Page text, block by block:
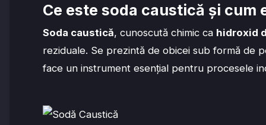
Ce este soda caustică și cum
Soda caustică, cunoscută chimic ca hidroxid
reziduale. Se prezintă de obicei sub formă de
face un instrument esențial pentru procesele